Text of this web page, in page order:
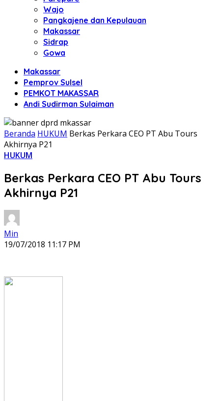
Wajo
Pangkajene dan Kepulauan
Makassar
Sidrap
Gowa
Makassar
Pemprov Sulsel
PEMKOT MAKASSAR
Andi Sudirman Sulaiman
Beranda HUKUM Berkas Perkara CEO PT Abu Tours
Akhirnya P21
HUKUM
Berkas Perkara CEO PT Abu Tours
Akhirnya P21
Min
19/07/2018 11:17 PM